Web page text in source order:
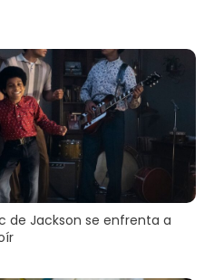
de Jackson se enfrenta a